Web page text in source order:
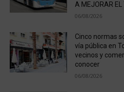
A MEJORAR EL
06/08/2026
Cinco normas
vía pública en
vecinos y
conocer
06/08/2026